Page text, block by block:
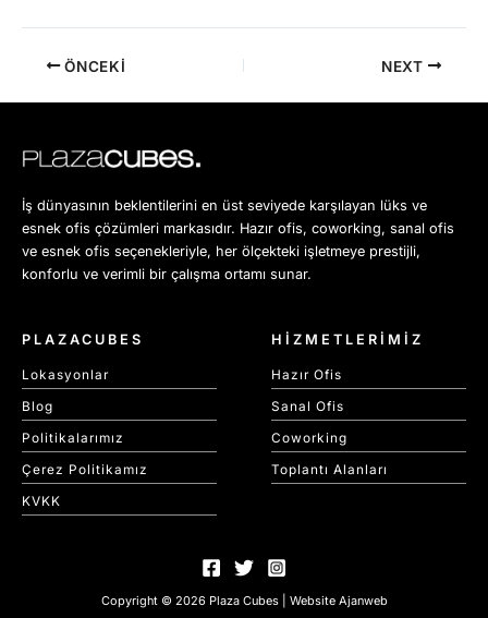
ÖNCEKI NEXT
İş dünyasının beklentilerini en üst seviyede karşılayan lüks ve
esnek ofis çözümleri markasıdır. Hazır ofis, coworking, sanal ofis
ve esnek ofis seçenekleriyle, her ölçekteki işletmeye prestijli,
konforlu ve verimli bir çalışma ortamı sunar.
PLAZACUBES
Lokasyonlar
Blog
Politikalarımız
Çerez Politikamız
KVKK
HİZMETLERİMİZ
Hazır Ofis
Sanal Ofis
Coworking
Toplantı Alanları
Copyright © 2026 Plaza Cubes | Website Ajanweb